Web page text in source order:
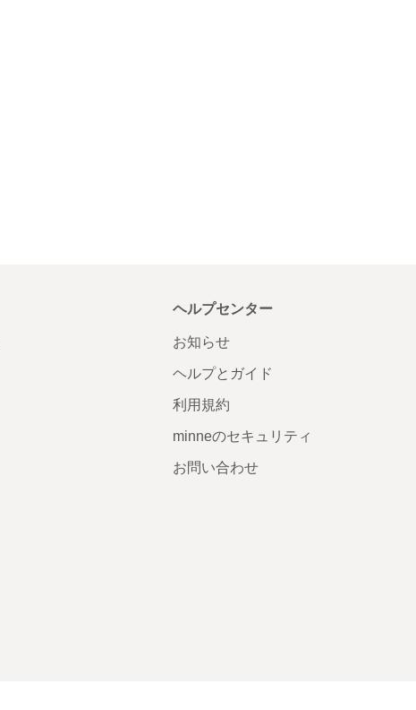
ヘルプセンター
お知らせ
ヘルプとガイド
利用規約
minneのセキュリティ
お問い合わせ